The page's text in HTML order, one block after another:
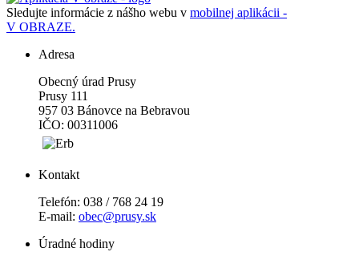
Sledujte informácie z nášho webu v mobilnej aplikácii -
V OBRAZE.
Adresa
Obecný úrad Prusy
Prusy 111
957 03 Bánovce na Bebravou
IČO: 00311006
Kontakt
Telefón: 038 / 768 24 19
E-mail: obec@prusy.sk
Úradné hodiny